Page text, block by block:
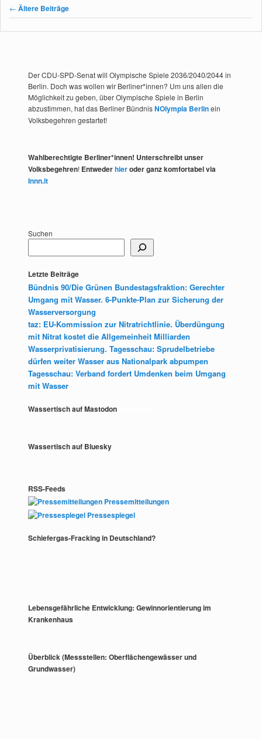
Beitragsnavigation
← Ältere Beiträge
Der CDU-SPD-Senat will Olympische Spiele 2036/2040/2044 in
Berlin. Doch was wollen wir Berliner*innen? Um uns allen die
Möglichkeit zu geben, über Olympische Spiele in Berlin
abzustimmen, hat das Berliner BündnisNOlympia Berlinein
Volksbegehren gestartet!
Wahlberechtigte Berliner*innen! Unterschreibt unser
Volksbegehren! Entwederhieroder ganz komfortabel via
Innn.it
Suchen
Letzte Beiträge
Bündnis 90/Die Grünen Bundestagsfraktion: Gerechter
Umgang mit Wasser. 6-Punkte-Plan zur Sicherung der
Wasserversorgung
taz: EU-Kommission zur Nitratrichtlinie. Überdüngung
mit Nitrat kostet die Allgemeinheit Milliarden
Wasserprivatisierung. Tagesschau: Sprudelbetriebe
dürfen weiter Wasser aus Nationalpark abpumpen
Tagesschau: Verband fordert Umdenken beim Umgang
mit Wasser
Wassertisch auf Mastodon
Wassertisch auf Bluesky
RSS-Feeds
Pressemitteilungen
Pressespiegel
Schiefergas-Fracking in Deutschland?
Lebensgefährliche Entwicklung: Gewinnorientierung im
Krankenhaus
Überblick (Messstellen: Oberflächengewässer und
Grundwasser)